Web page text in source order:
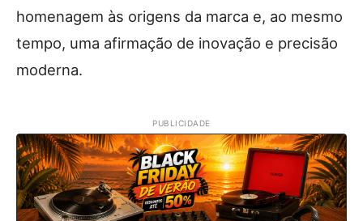
homenagem às origens da marca e, ao mesmo
tempo, uma afirmação de inovação e precisão
moderna.
PUBLICIDADE